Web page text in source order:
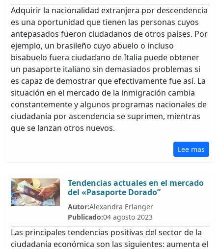
Adquirir la nacionalidad extranjera por descendencia
es una oportunidad que tienen las personas cuyos
antepasados fueron ciudadanos de otros países. Por
ejemplo, un brasileño cuyo abuelo o incluso
bisabuelo fuera ciudadano de Italia puede obtener
un pasaporte italiano sin demasiados problemas si
es capaz de demostrar que efectivamente fue así. La
situación en el mercado de la inmigración cambia
constantemente y algunos programas nacionales de
ciudadanía por ascendencia se suprimen, mientras
que se lanzan otros nuevos.
Lee mas
Tendencias actuales en el mercado
del «Pasaporte Dorado”
Autor:Alexandra Erlanger
Publicado:04 agosto 2023
Las principales tendencias positivas del sector de la
ciudadanía económica son las siguientes: aumenta el